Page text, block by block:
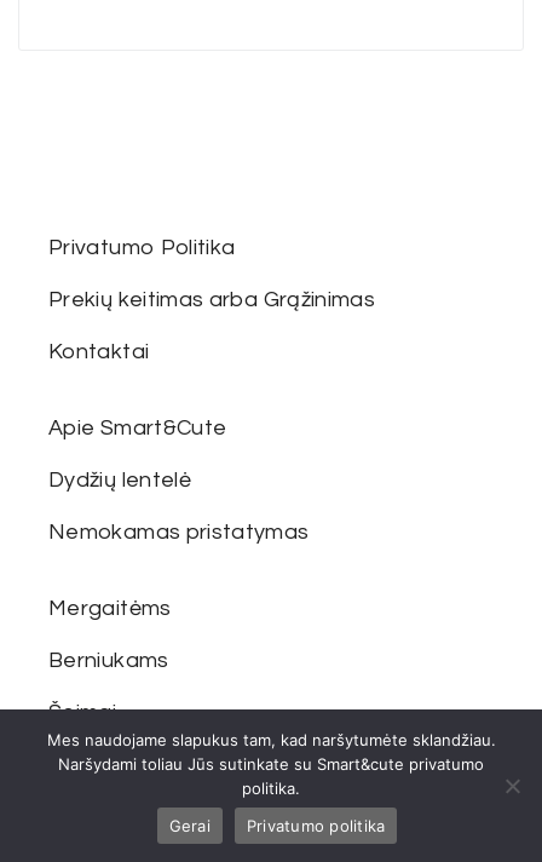
Privatumo Politika
Prekių keitimas arba Grąžinimas
Kontaktai
Apie Smart&Cute
Dydžių lentelė
Nemokamas pristatymas
Mergaitėms
Berniukams
Šeimai
Mes naudojame slapukus tam, kad naršytumėte sklandžiau.
Naršydami toliau Jūs sutinkate su Smart&cute privatumo
politika.
Gerai
Privatumo politika